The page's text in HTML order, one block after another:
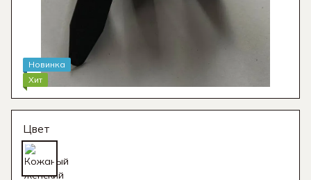
Новинка
Хит
Цвет